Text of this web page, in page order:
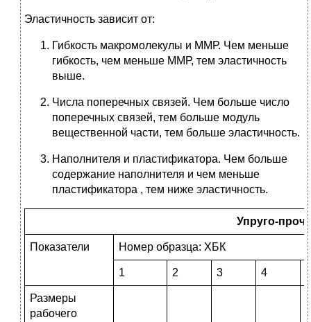
Эластичность зависит от:
Гибкость макромолекулы и ММР. Чем меньше
гибкость, чем меньше ММР, тем эластичность
выше.
Числа поперечных связей. Чем больше число
поперечных связей, тем больше модуль
вещественной части, тем больше эластичность.
Наполнителя и пластификатора. Чем больше
содержание наполнителя и чем меньше
пластификатора , тем ниже эластичность.
Упруго-
Показатели Номер образца: ХБК
1 2 3 4 5
Размеры
рабочего